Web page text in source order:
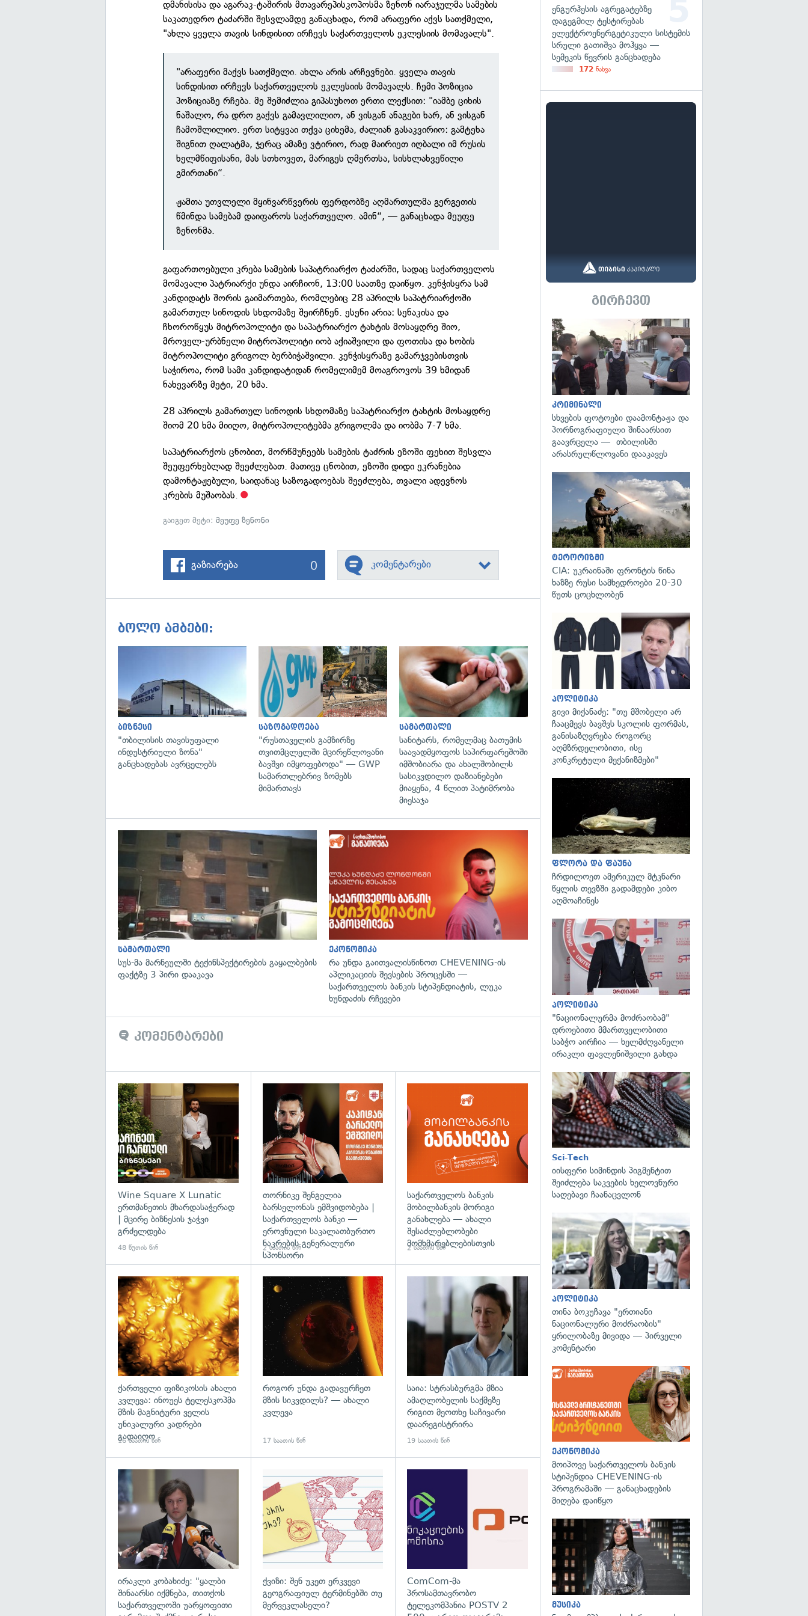
დმანისისა და აგარაკ-ტაშირის მთავარეპისკოპოსმა ზენონ იარაჯულმა სამების
საკათედრო ტაძარში შესვლამდე განაცხადა, რომ არაფერი აქვს სათქმელი,
"ახლა ყველა თავის სინდისით ირჩევს საქართველოს ეკლესიის მომავალს".
"არაფერი მაქვს სათქმელი. ახლა არის არჩევნები. ყველა თავის
სინდისით ირჩევს საქართველოს ეკლესიის მომავალს. ჩემი პოზიცია
პოზიციაზე რჩება. მე შემიძლია გიპასუხოთ ერთი ლექსით: "იამბე ციხის
ნაშალო, რა დრო გაქვს გამავლილიო, ან ვისგან ანაგები ხარ, ან ვისგან
ჩამოშლილიო. ერთ სიტყვაი თქვა ციხემა, ძალიან გასაკვირიო: გამტეხა
შიგნით ღალატმა, ჯერაც ამაზე ვტირიო, რად მაირიეთ იღბალი იმ რუსის
ხელმწიფისანი, მას სთხოვეთ, მარიგეს ღმერთსა, სისხლახვეწილი
გმირთანი“.
ჟამთა უთვლელი მყინვარწვერის ფერდობზე აღმართულმა გერგეთის
წმინდა სამებამ დაიფაროს საქართველო. ამინ“, — განაცხადა მეუფე
ზენონმა.
გაფართოებული კრება სამების საპატრიარქო ტაძარში, სადაც საქართველოს
მომავალი პატრიარქი უნდა აირჩიონ, 13:00 საათზე დაიწყო. კენჭისყრა სამ
კანდიდატს შორის გაიმართება, რომლებიც 28 აპრილს საპატრიარქოში
გამართულ სინოდის სხდომაზე შეირჩნენ. ესენი არია: სენაკისა და
ჩხოროწყუს მიტროპოლიტი და საპატრიარქო ტახტის მოსაყდრე შიო,
მროველ-ურბნელი მიტროპოლიტი იობ აქიაშვილი და ფოთისა და ხობის
მიტროპოლიტი გრიგოლ ბერბიჭაშვილი. კენჭისყრაზე გამარჯვებისთვის
საჭიროა, რომ სამი კანდიდატიდან რომელიმემ მოაგროვოს 39 ხმიდან
ნახევარზე მეტი, 20 ხმა.
28 აპრილს გამართულ სინოდის სხდომაზე საპატრიარქო ტახტის მოსაყდრე
შიომ 20 ხმა მიიღო, მიტროპოლიტებმა გრიგოლმა და იობმა 7-7 ხმა.
საპატრიარქოს ცნობით, მორწმუნეებს სამების ტაძრის ეზოში ფეხით შესვლა
შეუფერხებლად შეეძლებათ. მათივე ცნობით, ეზოში დიდი ეკრანებია
დამონტაჟებული, საიდანაც საზოგადოებას შეეძლება, თვალი ადევნოს
კრების მუშაობას.
გაიგეთ მეტი:მეუფე ზენონი
გაზიარება 0 კომენტარები
ბოლო ამბები:
გადახედვა
ბიზნესი
"თბილისის თავისუფალი
ინდუსტრიული ზონა"
განცხადებას ავრცელებს
გადახედვა
საზოგადოება
"რუსთაველის გამზირზე
თვითმცლელში მცირეწლოვანი
ბავშვი იმყოფებოდა" — GWP
სამართლებრივ ზომებს
მიმართავს
გადახედვა
სამართალი
სანიტარს, რომელმაც ბათუმის
საავადმყოფოს საპირფარეშოში
იმშობიარა და ახალშობილს
სასიკვდილო დაზიანებები
მიაყენა, 4 წლით პატიმრობა
მიესაჯა
გადახედვა
სამართალი
სუს-მა მარნეულში ტექინსპექტირების გაყალბების
ფაქტზე 3 პირი დააკავა
ეკონომიკა
რა უნდა გაითვალისწინოთ CHEVENING-ის
აპლიკაციის შევსების პროცესში —
საქართველოს ბანკის სტიპენდიატის, ლუკა
ხუნდაძის რჩევები
კომენტარები
Wine Square X Lunatic
ერთმანეთის მხარდასაჭერად
| მცირე ბიზნესის ჯაჭვი
გრძელდება
48 წუთის წინ
თორნიკე შენგელია
ბარსელონას ემშვიდობება |
საქართველოს ბანკი —
ეროვნული საკალათბურთო
ნაკრების გენერალური
სპონსორი
2 საათის წინ
საქართველოს ბანკის
მობილბანკის მორიგი
განახლება — ახალი
შესაძლებლობები
მომხმარებლებისთვის
2 საათის წინ
გადახედვა
ქართველი ფიზიკოსის ახალი
კვლევა: ინოუეს ტელესკოპმა
მზის მაგნიტური ველის
უნიკალური კადრები
გადაიღო
16 საათის წინ
როგორ უნდა გადავურჩეთ
მზის სიკვდილს? — ახალი
კვლევა
17 საათის წინ
გადახედვა
საია: სტრასბურგმა მზია
ამაღლობელის საქმეზე
რიგით მეოთხე საჩივარი
დაარეგისტრირა
19 საათის წინ
გადახედვა
ირაკლი კობახიძე: "ყალბი
შინაარსი იქმნება, თითქოს
საქართველოში უარყოფითი
ქვიზი: შენ უკეთ ერკვევი
გეოგრაფიულ ტერმინებში თუ
მერვეკლასელი?
გადახედვა
ComCom-მა
პროსამთავრობო
ტელეკომპანია POSTV 2
ენგურჰესის აგრეგატებზე
დაგეგმილ ტესტირებას
ელექტროენერგეტიკული სისტემის
სრული გათიშვა მოჰყვა —
სემეკის წევრის განცხადება
172 ნახვა
გირჩევთ
კრიმინალი
სხვების ფოტოები დაამონტაჟა და
პორნოგრაფიული შინაარსით
გაავრცელა — თბილისში
არასრულწლოვანი დააკავეს
ტერორიზმი
CIA: უკრაინაში ფრონტის წინა
ხაზზე რუსი სამხედროები 20-30
წუთს ცოცხლობენ
პოლიტიკა
გივი მიქანაძე: "თუ მშობელი არ
ჩააცმევს ბავშვს სკოლის ფორმას,
განისაზღვრება როგორც
აღმზრდელობითი, ისე
კონკრეტული მექანიზმები"
ფლორა და ფაუნა
ჩრდილოეთ ამერიკულ მტკნარი
წყლის თევზში გადამდები კიბო
აღმოაჩინეს
პოლიტიკა
"ნაციონალურმა მოძრაობამ"
დროებითი მმართველობითი
საბჭო აირჩია — ხელმძღვანელი
ირაკლი ფავლენიშვილი გახდა
Sci-Tech
იისფერი სიმინდის პიგმენტით
შეიძლება საკვების ხელოვნური
საღებავი ჩაანაცვლონ
პოლიტიკა
თინა ბოკუჩავა "ერთიანი
ნაციონალური მოძრაობის"
ყრილობაზე მივიდა — პირველი
კომენტარი
ეკონომიკა
მოიპოვე საქართველოს ბანკის
სტიპენდია CHEVENING-ის
პროგრამაში — განაცხადების
მიღება დაიწყო
მუსიკა